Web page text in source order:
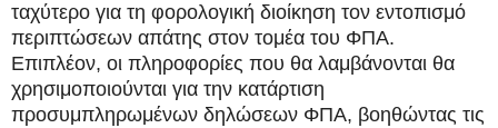
ταχύτερο για τη φορολογική διοίκηση τον εντοπισμό
περιπτώσεων απάτης στον τομέα του ΦΠΑ.
Επιπλέον, οι πληροφορίες που θα λαμβάνονται θα
χρησιμοποιούνται για την κατάρτιση
προσυμπληρωμένων δηλώσεων ΦΠΑ, βοηθώντας τις